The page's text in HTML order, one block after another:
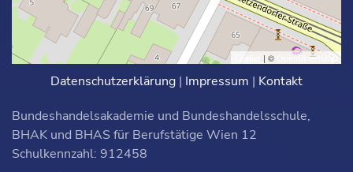
Leaflet | © OpenStreetMap
Datenschutzerklärung | Impressum | Kontakt
Bundeshandelsakademie und Bundeshandelsschule,
BHAK und BHAS für Berufstätige Wien 12
Schulkennzahl: 912458